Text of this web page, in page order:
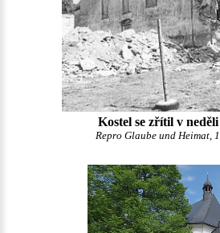
Kostel se zřítil v neděli
Repro Glaube und Heimat,